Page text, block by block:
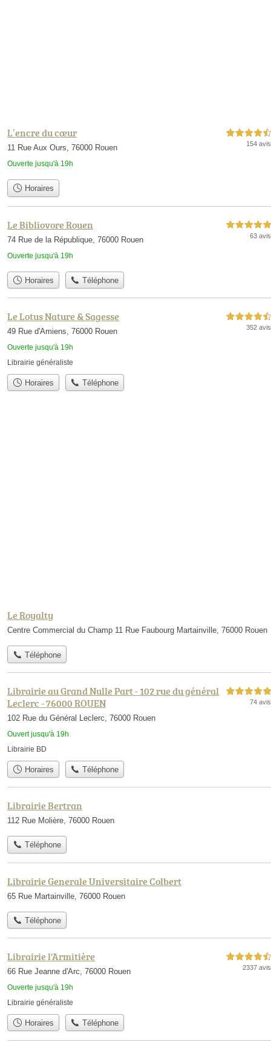
L’encre du cœur
11 Rue Aux Ours, 76000 Rouen
Ouverte jusqu'à 19h
4,5 étoiles sur 5
154 avis
Horaires
Le Bibliovore Rouen
74 Rue de la République, 76000 Rouen
Ouverte jusqu'à 19h
5,0 étoiles sur 5
63 avis
Horaires Téléphone
Le Lotus Nature & Sagesse
49 Rue d'Amiens, 76000 Rouen
Ouverte jusqu'à 19h
4,5 étoiles sur 5
352 avis
Librairie généraliste
Horaires Téléphone
Le Royalty
Centre Commercial du Champ 11 Rue Faubourg Martainville, 76000 Rouen
Téléphone
Librairie au Grand Nulle Part - 102 rue du général
Leclerc - 76000 ROUEN
102 Rue du Général Leclerc, 76000 Rouen
Ouvert jusqu'à 19h
5,0 étoiles sur 5
74 avis
Librairie BD
Horaires Téléphone
Librairie Bertran
112 Rue Molière, 76000 Rouen
Téléphone
Librairie Generale Universitaire Colbert
65 Rue Martainville, 76000 Rouen
Téléphone
Librairie l'Armitière
66 Rue Jeanne d'Arc, 76000 Rouen
Ouverte jusqu'à 19h
4,5 étoiles sur 5
2337 avis
Librairie généraliste
Horaires Téléphone